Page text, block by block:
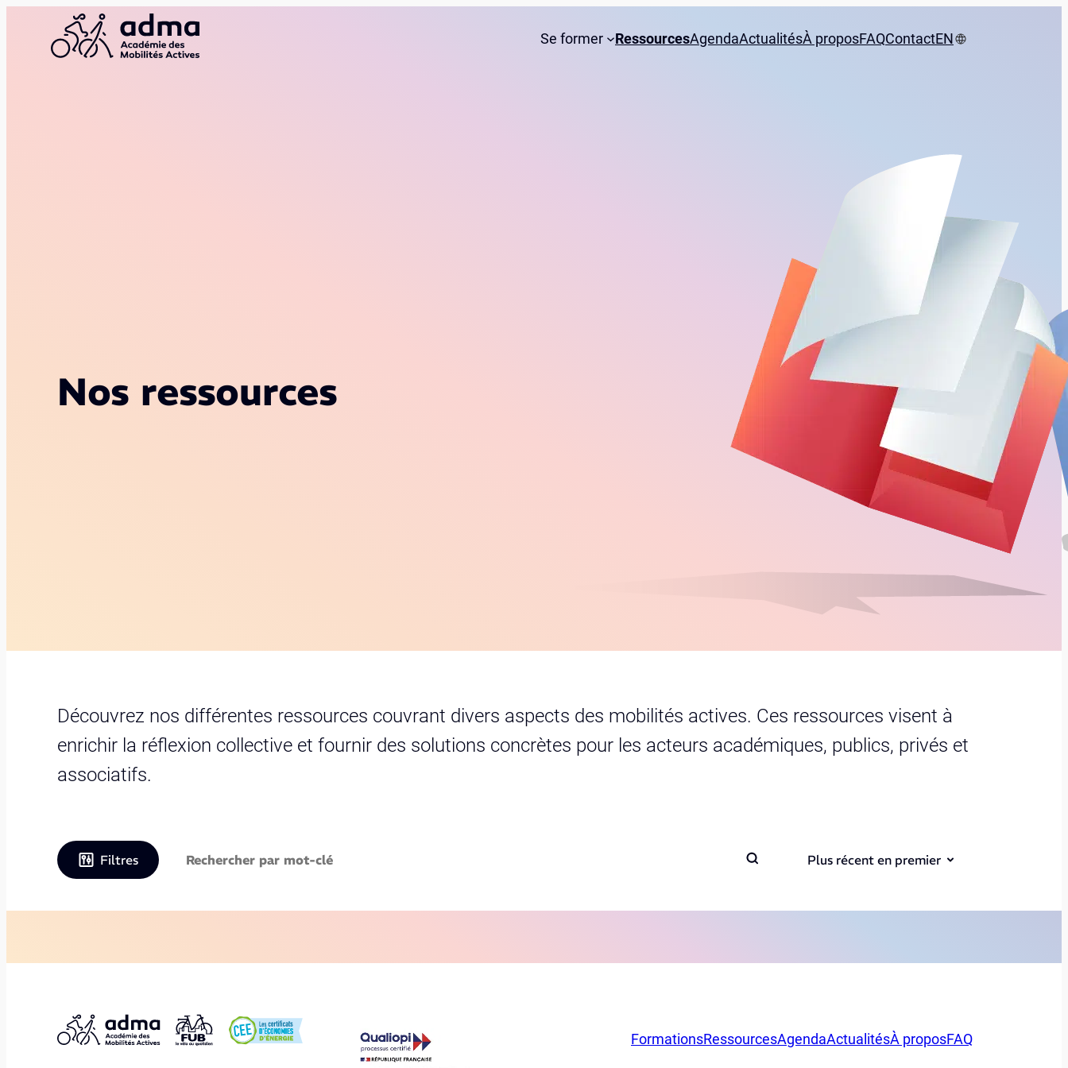
Se former RessourcesAgendaActualitésÀ proposFAQContactEN
Nos ressources
Découvrez nos différentes ressources couvrant divers aspects des mobilités actives. Ces ressources visent à
enrichir la réflexion collective et fournir des solutions concrètes pour les acteurs académiques, publics, privés et
associatifs.
Filtres Plus récent en premier
FormationsRessourcesAgendaActualitésÀ proposFAQ